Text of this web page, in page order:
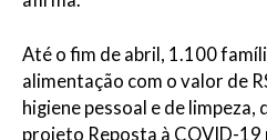
Até o fim de abril, 1.100
alimentação com o valor de
higiene pessoal e de limpeza,
projeto Reposta à COVID-